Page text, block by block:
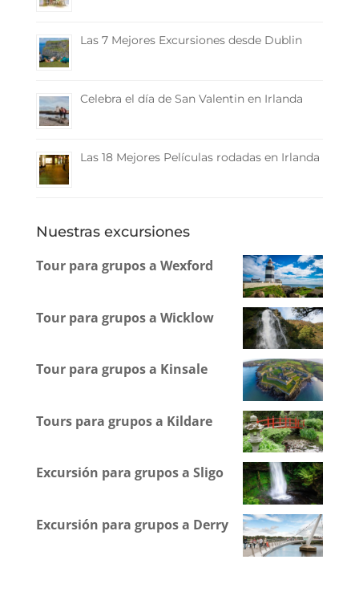
Las 7 Mejores Excursiones desde Dublin
Celebra el día de San Valentin en Irlanda
Las 18 Mejores Películas rodadas en Irlanda
Nuestras excursiones
Tour para grupos a Wexford
Tour para grupos a Wicklow
Tour para grupos a Kinsale
Tours para grupos a Kildare
Excursión para grupos a Sligo
Excursión para grupos a Derry